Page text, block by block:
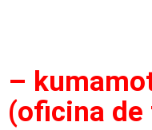
–
(oficina